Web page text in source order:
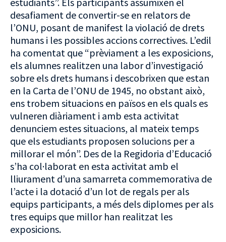
desafiament de convertir-se en relators de
l’ONU, posant de manifest la violació de drets
humans i les possibles accions correctives. L’edil
ha comentat que “prèviament a les exposicions,
els alumnes realitzen una labor d’investigació
sobre els drets humans i descobrixen que estan
en la Carta de l’ONU de 1945, no obstant això,
ens trobem situacions en països en els quals es
vulneren diàriament i amb esta activitat
denunciem estes situacions, al mateix temps
que els estudiants proposen solucions per a
millorar el món”. Des de la Regidoria d’Educació
s’ha col·laborat en esta activitat amb el
lliurament d’una samarreta commemorativa de
l’acte i la dotació d’un lot de regals per als
equips participants, a més dels diplomes per als
tres equips que millor han realitzat les
exposicions.